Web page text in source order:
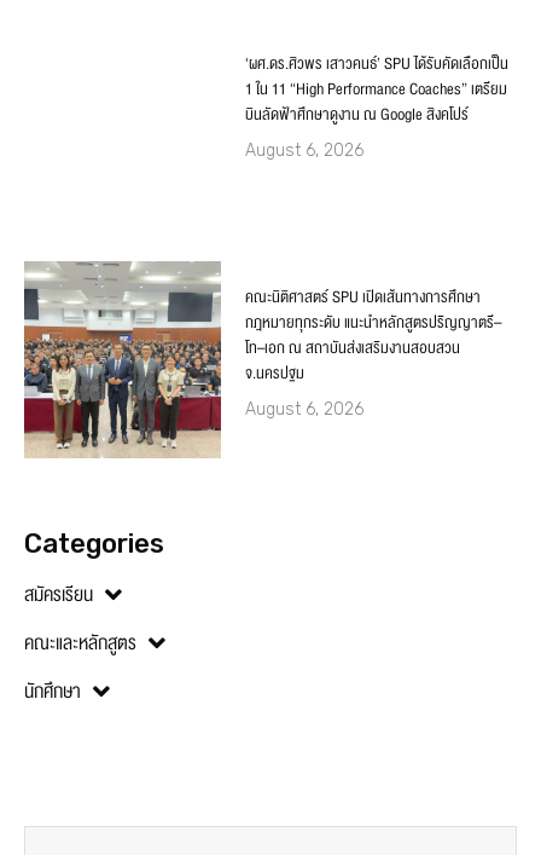
‘ผศ.ดร.ศิวพร เสาวคนธ์’ SPU ได้รับคัดเลือกเป็น
1 ใน 11 “High Performance Coaches” เตรียม
บินลัดฟ้าศึกษาดูงาน ณ Google สิงคโปร์
August 6, 2026
คณะนิติศาสตร์ SPU เปิดเส้นทางการศึกษา
กฎหมายทุกระดับ แนะนำหลักสูตรปริญญาตรี–
โท–เอก ณ สถาบันส่งเสริมงานสอบสวน
จ.นครปฐม
August 6, 2026
Categories
สมัครเรียน
คณะและหลักสูตร
นักศึกษา